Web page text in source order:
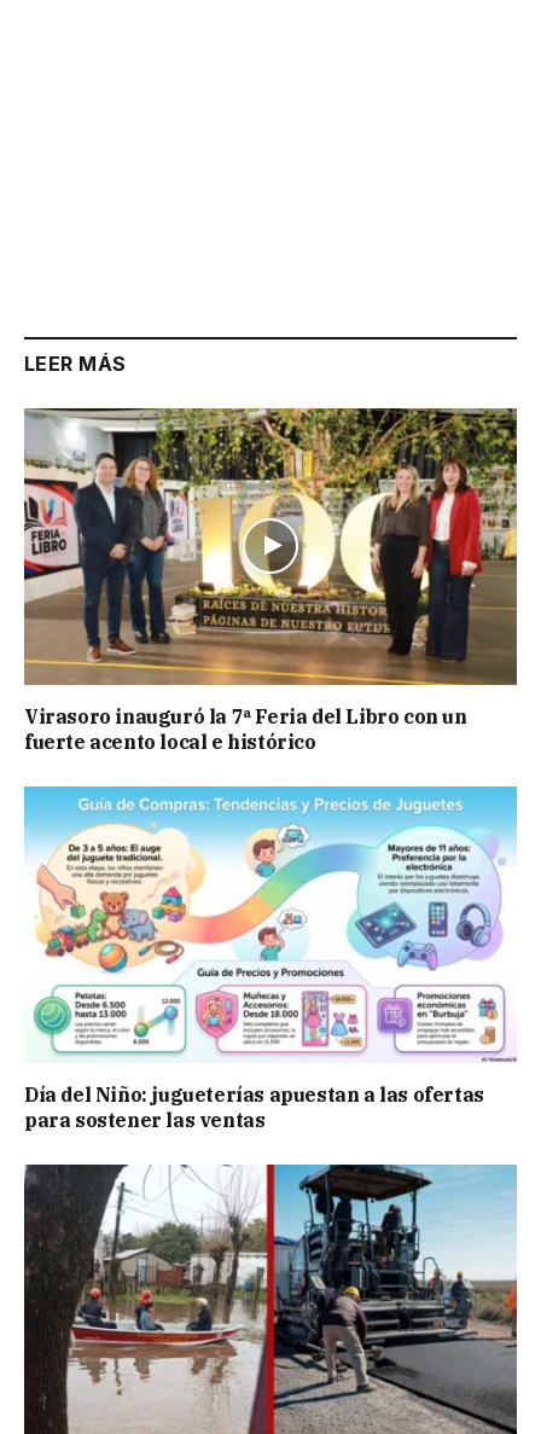
LEER MÁS
Virasoro inauguró la 7ª Feria del Libro con un
fuerte acento local e histórico
Día del Niño: jugueterías apuestan a las ofertas
para sostener las ventas